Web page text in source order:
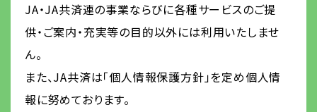
JA・JA共済連の事業ならびに各種サービスのご提
供・ご案内・充実等の目的以外には利用いたしませ
ん。
また、JA共済は「個人情報保護方針」を定め個人情
報に努めております。